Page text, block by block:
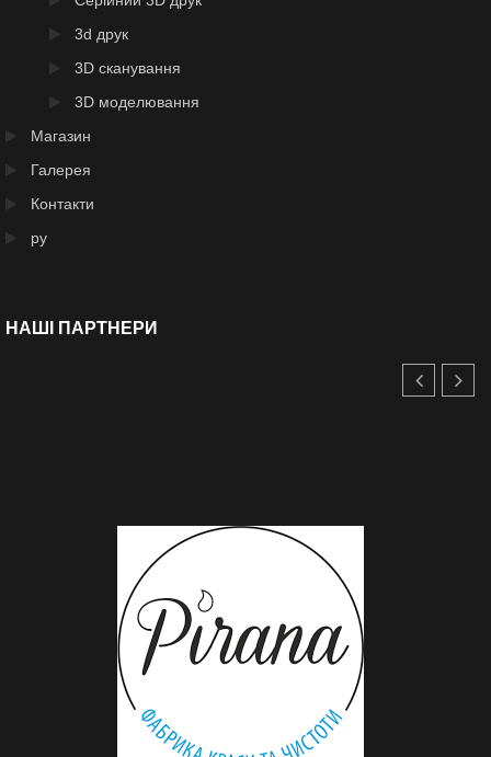
3d друк
3D сканування
3D моделювання
Магазин
Галерея
Контакти
ру
НАШІ ПАРТНЕРИ